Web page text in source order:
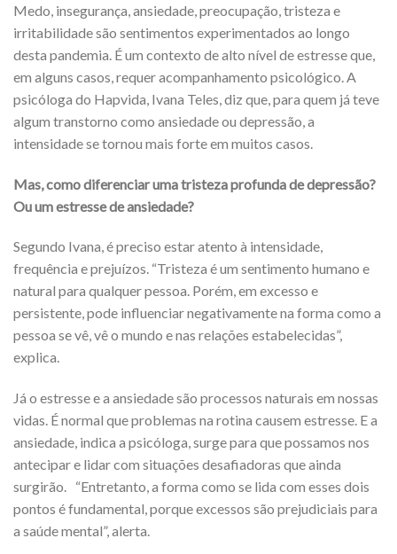
Medo, insegurança, ansiedade, preocupação, tristeza e
irritabilidade são sentimentos experimentados ao longo
desta pandemia. É um contexto de alto nível de estresse que,
em alguns casos, requer acompanhamento psicológico. A
psicóloga do Hapvida, Ivana Teles, diz que, para quem já teve
algum transtorno como ansiedade ou depressão, a
intensidade se tornou mais forte em muitos casos.
Mas, como diferenciar uma tristeza profunda de depressão?
Ou um estresse de ansiedade?
Segundo Ivana, é preciso estar atento à intensidade,
frequência e prejuízos. “Tristeza é um sentimento humano e
natural para qualquer pessoa. Porém, em excesso e
persistente, pode influenciar negativamente na forma como a
pessoa se vê, vê o mundo e nas relações estabelecidas”,
explica.
Já o estresse e a ansiedade são processos naturais em nossas
vidas. É normal que problemas na rotina causem estresse. E a
ansiedade, indica a psicóloga, surge para que possamos nos
antecipar e lidar com situações desafiadoras que ainda
surgirão. “Entretanto, a forma como se lida com esses dois
pontos é fundamental, porque excessos são prejudiciais para
a saúde mental”, alerta.